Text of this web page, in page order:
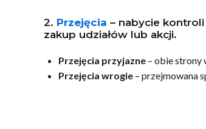
2. Przejęcia – nabycie kontroli
zakup udziałów lub akcji.
Przejęcia przyjazne – obie strony
Przejęcia wrogie – przejmowana